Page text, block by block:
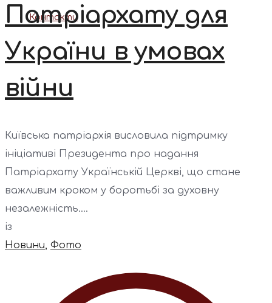
Контакти
Патріархату для
України в умовах
війни
Київська патріархія висловила підтримку
ініціативі Президента про надання
Патріархату Українській Церкві, що стане
важливим кроком у боротьбі за духовну
незалежність....
із
Новини, Фото